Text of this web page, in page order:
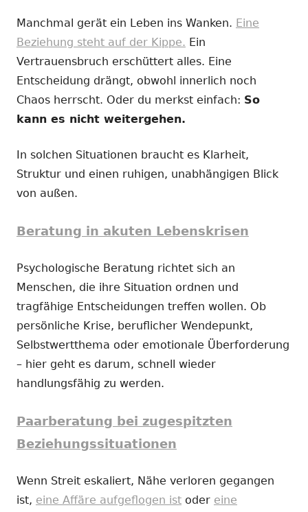
Manchmal gerät ein Leben ins Wanken. Eine
Beziehung steht auf der Kippe. Ein
Vertrauensbruch erschüttert alles. Eine
Entscheidung drängt, obwohl innerlich noch
Chaos herrscht. Oder du merkst einfach: So
kann es nicht weitergehen.
In solchen Situationen braucht es Klarheit,
Struktur und einen ruhigen, unabhängigen Blick
von außen.
Beratung in akuten Lebenskrisen
Psychologische Beratung richtet sich an
Menschen, die ihre Situation ordnen und
tragfähige Entscheidungen treffen wollen. Ob
persönliche Krise, beruflicher Wendepunkt,
Selbstwertthema oder emotionale Überforderung
– hier geht es darum, schnell wieder
handlungsfähig zu werden.
Paarberatung bei zugespitzten
Beziehungssituationen
Wenn Streit eskaliert, Nähe verloren gegangen
ist, eine Affäre aufgeflogen ist oder eine